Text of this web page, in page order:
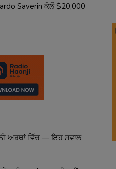
Saverin ਕੋਲੋਂ $20,000
ਅਰਥਾਂ ਵਿੱਚ — ਇਹ ਸਵਾਲ